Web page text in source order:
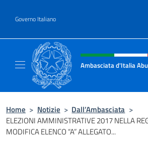
Governo Italiano
Intestazione sito,
Ambasciata d'Italia
Home > Notizie > Dall’Ambasciata >
ELEZIONI AMMINISTRATIVE 2017 NELLA
MODIFICA ELENCO “A” ALLEGATO...